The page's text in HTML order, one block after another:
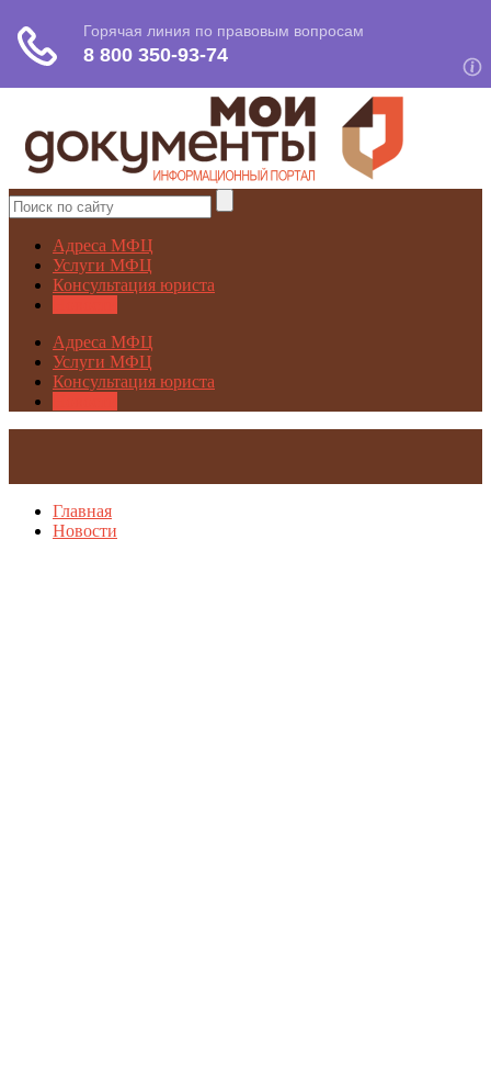
Адреса МФЦ
Услуги МФЦ
Консультация юриста
Адреса МФЦ
Услуги МФЦ
Консультация юриста
Главная
Новости